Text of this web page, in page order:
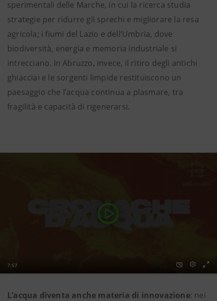
sperimentali delle Marche, in cui la ricerca studia
strategie per ridurre gli sprechi e migliorare la resa
agricola; i fiumi del Lazio e dell’Umbria, dove
biodiversità, energia e memoria industriale si
intrecciano. In Abruzzo, invece, il ritiro degli antichi
ghiacciai e le sorgenti limpide restituiscono un
paesaggio che l’acqua continua a plasmare, tra
fragilità e capacità di rigenerarsi.
L’acqua diventa anche materia di innovazione: nei